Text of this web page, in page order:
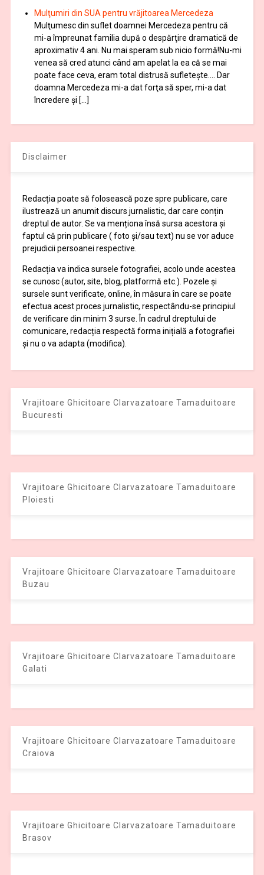
Mulţumiri din SUA pentru vrăjitoarea Mercedeza
Mulţumesc din suflet doamnei Mercedeza pentru că
mi-a împreunat familia după o despărţire dramatică de
aproximativ 4 ani. Nu mai speram sub nicio formă!Nu-mi
venea să cred atunci când am apelat la ea că se mai
poate face ceva, eram total distrusă sufleteşte…. Dar
doamna Mercedeza mi-a dat forţa să sper, mi-a dat
încredere şi […]
Disclaimer
Redacția poate să folosească poze spre publicare, care
ilustrează un anumit discurs jurnalistic, dar care conțin
dreptul de autor. Se va menționa însă sursa acestora și
faptul că prin publicare ( foto și/sau text) nu se vor aduce
prejudicii persoanei respective.
Redacția va indica sursele fotografiei, acolo unde acestea
se cunosc (autor, site, blog, platformă etc.). Pozele și
sursele sunt verificate, online, în măsura în care se poate
efectua acest proces jurnalistic, respectându-se principiul
de verificare din minim 3 surse. În cadrul dreptului de
comunicare, redacția respectă forma inițială a fotografiei
și nu o va adapta (modifica).
Vrajitoare Ghicitoare Clarvazatoare Tamaduitoare
Bucuresti
Vrajitoare Ghicitoare Clarvazatoare Tamaduitoare
Ploiesti
Vrajitoare Ghicitoare Clarvazatoare Tamaduitoare
Buzau
Vrajitoare Ghicitoare Clarvazatoare Tamaduitoare
Galati
Vrajitoare Ghicitoare Clarvazatoare Tamaduitoare
Craiova
Vrajitoare Ghicitoare Clarvazatoare Tamaduitoare
Brasov